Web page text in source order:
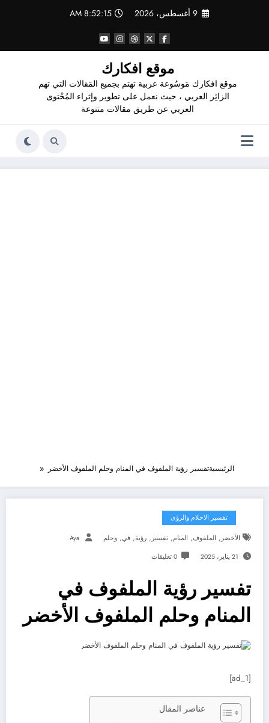
9 أغسطس، 2026 8:52:16 AM
موقع افكارك
موقع افكارك مَوسُوعة عربية تهتم بجميع المَقالات التي تهم
الزائِر العربي ، حيث نعمل على تطوير وإثراء المُحْتوى
العربي عن طريق مقالات متنوعة
الرئيسيةتفسير رؤية الملفوف في المنام وحلم الملفوف الأخضر
تفسير الاحلام والرؤى
الأخضر , الملفوف, المنام, تفسير , رؤية, في, وحلم Aya
21 يناير، 2025 0 تعليقات
تفسير رؤية الملفوف في
المنام وحلم الملفوف الأخضر
[ad_1]
عناصر المقال